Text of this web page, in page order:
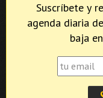
Suscríbete y
agenda diaria de
baja